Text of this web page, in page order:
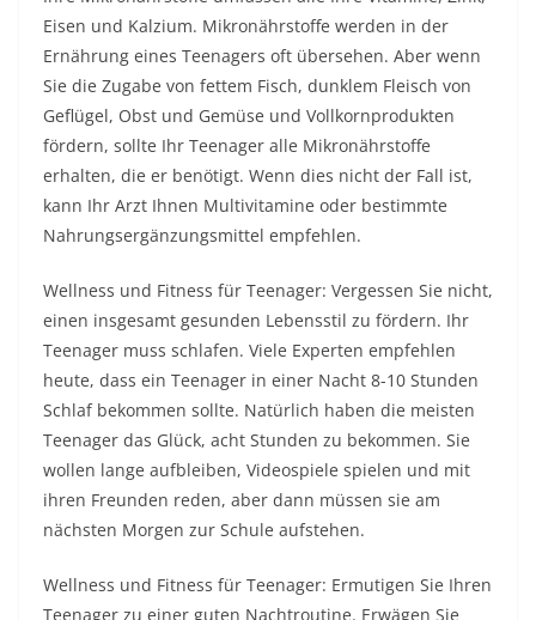
Eisen und Kalzium. Mikronährstoffe werden in der
Ernährung eines Teenagers oft übersehen. Aber wenn
Sie die Zugabe von fettem Fisch, dunklem Fleisch von
Geflügel, Obst und Gemüse und Vollkornprodukten
fördern, sollte Ihr Teenager alle Mikronährstoffe
erhalten, die er benötigt. Wenn dies nicht der Fall ist,
kann Ihr Arzt Ihnen Multivitamine oder bestimmte
Nahrungsergänzungsmittel empfehlen.
Wellness und Fitness für Teenager: Vergessen Sie nicht,
einen insgesamt gesunden Lebensstil zu fördern. Ihr
Teenager muss schlafen. Viele Experten empfehlen
heute, dass ein Teenager in einer Nacht 8-10 Stunden
Schlaf bekommen sollte. Natürlich haben die meisten
Teenager das Glück, acht Stunden zu bekommen. Sie
wollen lange aufbleiben, Videospiele spielen und mit
ihren Freunden reden, aber dann müssen sie am
nächsten Morgen zur Schule aufstehen.
Wellness und Fitness für Teenager: Ermutigen Sie Ihren
Teenager zu einer guten Nachtroutine. Erwägen Sie